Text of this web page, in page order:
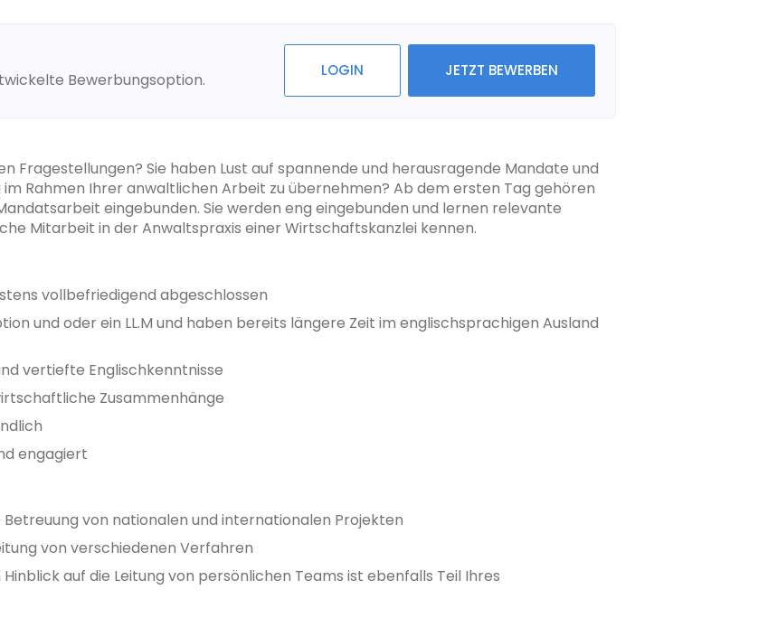
Bewerbungsoption. LOGIN JETZT BEWERBEN
Fragestellungen? Sie haben Lust auf spannende und herausragende Mandate und
Rahmen Ihrer anwaltlichen Arbeit zu übernehmen? Ab dem ersten Tag gehören
eingebunden. Sie werden eng eingebunden und lernen relevante
Mitarbeit in der Anwaltspraxis einer Wirtschaftskanzlei kennen.
vollbefriedigend abgeschlossen
und oder ein LL.M und haben bereits längere Zeit im englischsprachigen Ausland
vertiefte Englischkenntnisse
Zusammenhänge
engagiert
von nationalen und internationalen Projekten
von verschiedenen Verfahren
auf die Leitung von persönlichen Teams ist ebenfalls Teil Ihres